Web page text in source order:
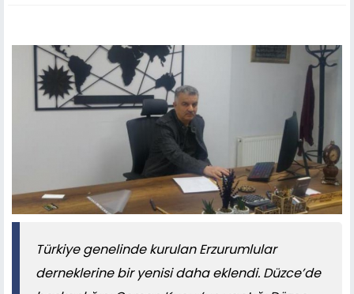
Türkiye genelinde kurulan Erzurumlular
derneklerine bir yenisi daha eklendi. Düzce’de